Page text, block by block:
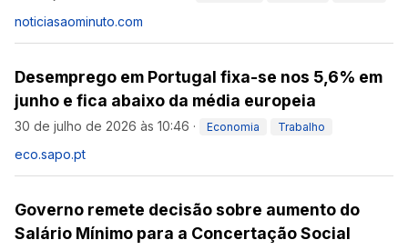
noticiasaominuto.com
Desemprego em Portugal fixa-se nos 5,6% em
junho e fica abaixo da média europeia
30 de julho de 2026 às 10:46 · Economia Trabalho
eco.sapo.pt
Governo remete decisão sobre aumento do
Salário Mínimo para a Concertação Social